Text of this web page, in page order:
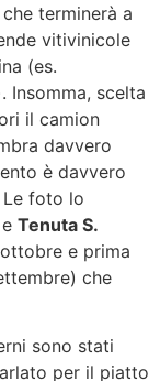
terminerà a
vitivinicole
(es.
Insomma, scelta
il camion
davvero
è davvero
foto lo
e Tenuta S.
e prima
che
sono stati
per il piatto